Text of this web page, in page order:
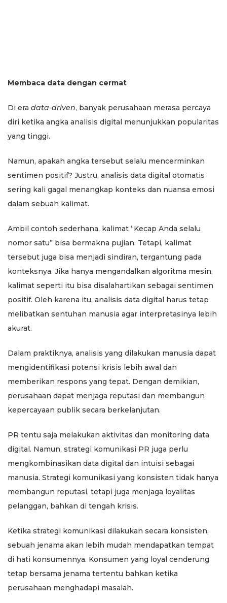
Membaca data dengan cermat
Di era data-driven, banyak perusahaan merasa percaya
diri ketika angka analisis digital menunjukkan popularitas
yang tinggi.
Namun, apakah angka tersebut selalu mencerminkan
sentimen positif? Justru, analisis data digital otomatis
sering kali gagal menangkap konteks dan nuansa emosi
dalam sebuah kalimat.
Ambil contoh sederhana, kalimat “Kecap Anda selalu
nomor satu” bisa bermakna pujian. Tetapi, kalimat
tersebut juga bisa menjadi sindiran, tergantung pada
konteksnya. Jika hanya mengandalkan algoritma mesin,
kalimat seperti itu bisa disalahartikan sebagai sentimen
positif. Oleh karena itu, analisis data digital harus tetap
melibatkan sentuhan manusia agar interpretasinya lebih
akurat.
Dalam praktiknya, analisis yang dilakukan manusia dapat
mengidentifikasi potensi krisis lebih awal dan
memberikan respons yang tepat. Dengan demikian,
perusahaan dapat menjaga reputasi dan membangun
kepercayaan publik secara berkelanjutan.
PR tentu saja melakukan aktivitas dan monitoring data
digital. Namun, strategi komunikasi PR juga perlu
mengkombinasikan data digital dan intuisi sebagai
manusia. Strategi komunikasi yang konsisten tidak hanya
membangun reputasi, tetapi juga menjaga loyalitas
pelanggan, bahkan di tengah krisis.
Ketika strategi komunikasi dilakukan secara konsisten,
sebuah jenama akan lebih mudah mendapatkan tempat
di hati konsumennya. Konsumen yang loyal cenderung
tetap bersama jenama tertentu bahkan ketika
perusahaan menghadapi masalah.